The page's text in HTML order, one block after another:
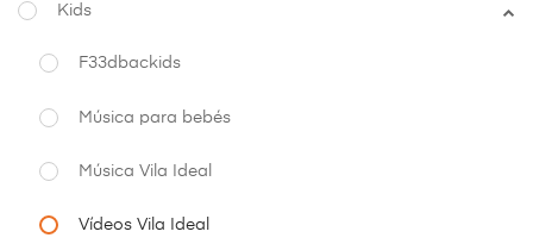
Kids
F33dbackids
Música para bebés
Música Vila Ideal
Vídeos Vila Ideal